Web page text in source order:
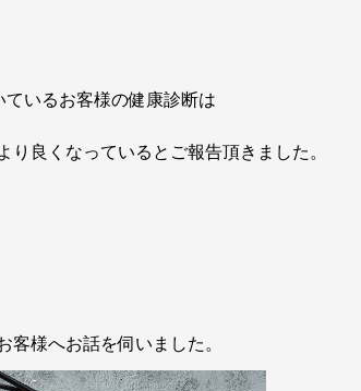
いるお客様の健康診断は
り良くなっているとご報告頂きました。
客様へお話を伺いました。